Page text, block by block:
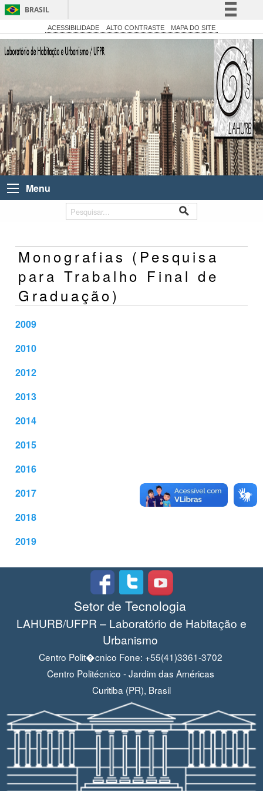
BRASIL
Simplifique!
Acesso à informação
Legislação
Canais
ACESSIBILIDADE ALTO CONTRASTE MAPA DO SITE
Menu
Monografias (Pesquisa
para Trabalho Final de
Graduação)
2009
2010
2012
2013
2014
2015
2016
2017
2018
2019
Setor de Tecnologia
LAHURB/UFPR – Laboratório de Habitação e
Urbanismo
Centro Polit�cnico Fone: +55(41)3361-3702
Centro Politécnico - Jardim das Américas
Curitiba (PR), Brasil